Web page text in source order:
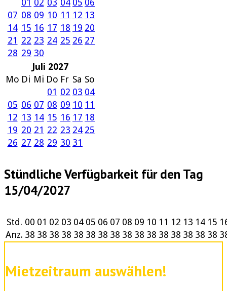
07 08 09 10 11 12 13
14 15 16 17 18 19 20
21 22 23 24 25 26 27
28 29 30
Juli 2027
Mo Di Mi Do Fr Sa So
01 02 03 04
05 06 07 08 09 10 11
12 13 14 15 16 17 18
19 20 21 22 23 24 25
26 27 28 29 30 31
Stündliche Verfügbarkeit für den Tag
15/04/2027
Std. 00 01 02 03 04 05 06 07 08 09 10 11 12 13 14 15
Anz. 38 38 38 38 38 38 38 38 38 38 38 38 38 38 38 38
Mietzeitraum auswählen!